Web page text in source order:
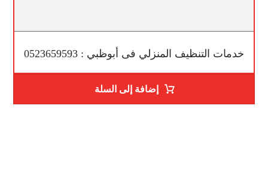
خدمات التنظيف المنزلي فى أبوظبي : 0523659593
إضافة إلى السلة